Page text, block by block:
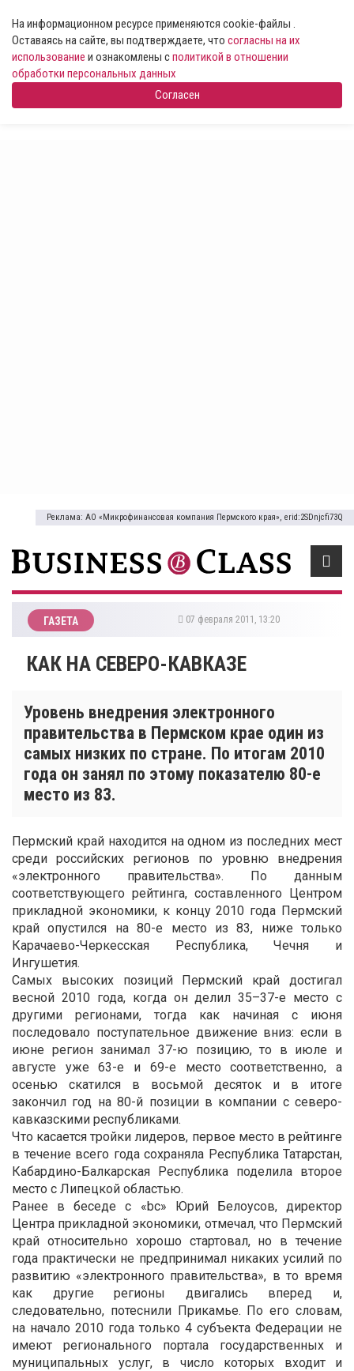
На информационном ресурсе применяются cookie-файлы .
Оставаясь на сайте, вы подтверждаете, что согласны на их
использование и ознакомлены сполитикой в отношении
обработки персональных данных
Согласен
Реклама: АО «Микрофинансовая компания Пермского края», erid:2SDnjcfi73Q
ГАЗЕТА 07 февраля 2011, 13:20
КАК НА СЕВЕРО-КАВКАЗЕ
Уровень внедрения электронного
правительства в Пермском крае один из
самых низких по стране. По итогам 2010
года он занял по этому показателю 80-е
место из 83.
Пермский край находится на одном из последних мест
среди российских регионов по уровню внедрения
«электронного правительства». По данным
соответствующего рейтинга, составленного Центром
прикладной экономики, к концу 2010 года Пермский
край опустился на 80-е место из 83, ниже только
Карачаево-Черкесская Республика, Чечня и
Ингушетия.
Самых высоких позиций Пермский край достигал
весной 2010 года, когда он делил 35–37-е место с
другими регионами, тогда как начиная с июня
последовало поступательное движение вниз: если в
июне регион занимал 37-ю позицию, то в июле и
августе уже 63-е и 69-е место соответственно, а
осенью скатился в восьмой десяток и в итоге
закончил год на 80-й позиции в компании с северо-
кавказскими республиками.
Что касается тройки лидеров, первое место в рейтинге
в течение всего года сохраняла Республика Татарстан,
Кабардино-Балкарская Республика поделила второе
место с Липецкой областью.
Ранее в беседе с «bc» Юрий Белоусов, директор
Центра прикладной экономики, отмечал, что Пермский
край относительно хорошо стартовал, но в течение
года практически не предпринимал никаких усилий по
развитию «электронного правительства», в то время
как другие регионы двигались вперед и,
следовательно, потеснили Прикамье. По его словам,
на начало 2010 года только 4 субъекта Федерации не
имеют регионального портала государственных и
муниципальных услуг, в число которых входит и